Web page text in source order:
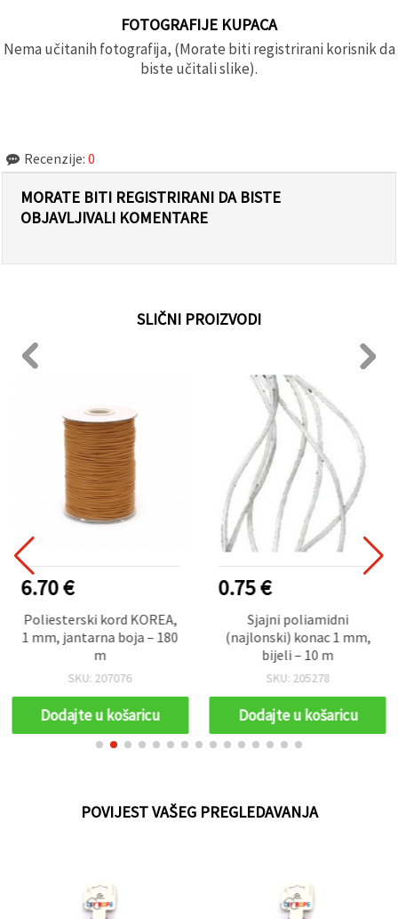
FOTOGRAFIJE KUPACA
Nema učitanih fotografija, (Morate biti registrirani korisnik da
biste učitali slike).
Recenzije: 0
MORATE BITI REGISTRIRANI DA BISTE
OBJAVLJIVALI KOMENTARE
SLIČNI PROIZVODI
6.70 €
Poliesterski kord KOREA,
1 mm, jantarna boja – 180
m
SKU: 207076
Dodajte u košaricu
0.75 €
Sjajni poliamidni
(najlonski) konac 1 mm,
bijeli – 10 m
SKU: 205278
Dodajte u košaricu
POVIJEST VAŠEG PREGLEDAVANJA